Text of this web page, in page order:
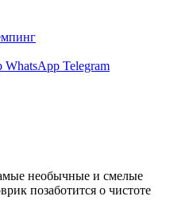
WhatsApp Telegram
необычные и смелые
позаботится о чистоте